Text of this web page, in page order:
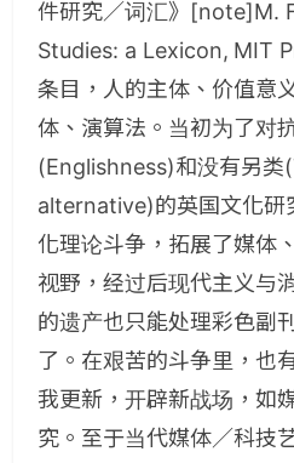
件研究／词汇》[note]M.
Studies: a Lexicon, MIT
条目，人的主体、价值意
体、演算法。当初为了对
(Englishness)和没有另类
alternative)的英国文化研
化理论斗争，拓展了媒体
视野，经过后现代主义与
的遗产也只能处理彩色副
了。在艰苦的斗争里，也
我更新，开辟新战场，如
究。至于当代媒体／科技